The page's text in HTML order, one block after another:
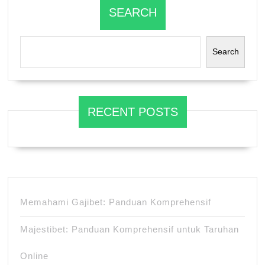
SEARCH
Search
RECENT POSTS
Memahami Gajibet: Panduan Komprehensif
Majestibet: Panduan Komprehensif untuk Taruhan
Online